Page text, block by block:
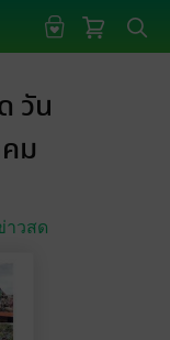
วัน
ม
าวสด